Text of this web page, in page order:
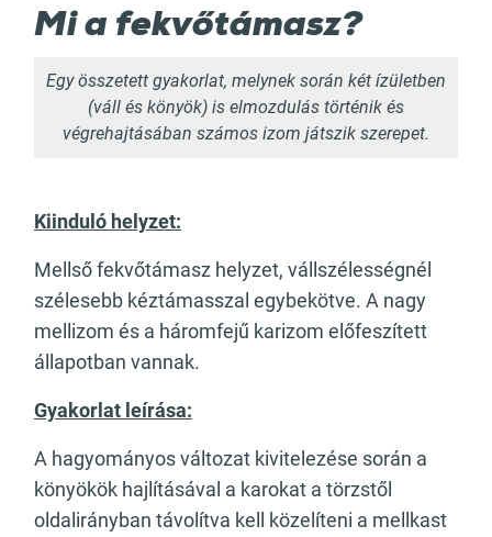
Mi a fekvőtámasz?
Egy összetett gyakorlat, melynek során két ízületben
(váll és könyök) is elmozdulás történik és
végrehajtásában számos izom játszik szerepet.
Kiinduló helyzet:
Mellső fekvőtámasz helyzet, vállszélességnél
szélesebb kéztámasszal egybekötve. A nagy
mellizom és a háromfejű karizom előfeszített
állapotban vannak.
Gyakorlat leírása:
A hagyományos változat kivitelezése során a
könyökök hajlításával a karokat a törzstől
oldalirányban távolítva kell közelíteni a mellkast